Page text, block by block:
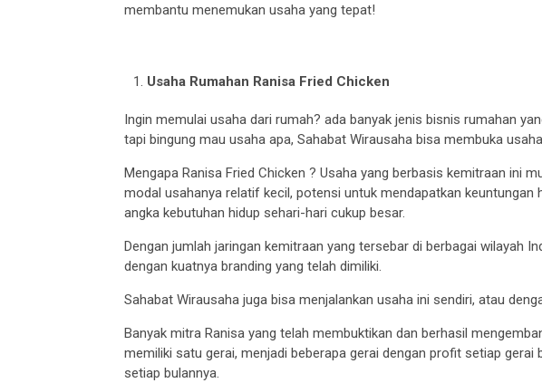
membantu menemukan usaha yang tepat!
Usaha Rumahan Ranisa Fried Chicken
Ingin memulai usaha dari rumah? ada banyak jenis bisnis rumahan
tapi bingung mau usaha apa, Sahabat Wirausaha bisa membuka
Mengapa Ranisa Fried Chicken ? Usaha yang berbasis kemitraan ini
modal usahanya relatif kecil, potensi untuk mendapatkan keuntungan
angka kebutuhan hidup sehari-hari cukup besar.
Dengan jumlah jaringan kemitraan yang tersebar di berbagai wilayah
dengan kuatnya branding yang telah dimiliki.
Sahabat Wirausaha juga bisa menjalankan usaha ini sendiri, atau
Banyak mitra Ranisa yang telah membuktikan dan berhasil
memiliki satu gerai, menjadi beberapa gerai dengan profit setiap gerai
setiap bulannya.